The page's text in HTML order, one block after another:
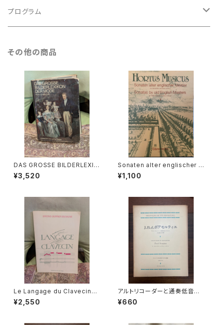
ルネサンス
古楽以外
古楽
プログラム
古楽以外
その他の商品
DAS GROSSE BILDERLEXIK
ON DER MODE【著者：Ludmil
a Kybalová, Olga Herbeno
¥3,520
Sonaten alter englischer M
eister Ⅲ【編著：MICHAEL SC
HNEIDER】出版社：BÄRENREI
¥1,100
Le Langage du Clavecin
【著者：ANTOINE GEOFFROY
DECHAUME】出版社：EDITIO
¥2,550
アルトリコーダーと通奏低音の
ための2つのソナタ【著者：JOSE
PH BODIN DE BOISMORTIE
¥660